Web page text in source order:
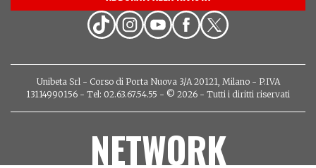
Unibeta Srl - Corso di Porta Nuova 3/A 20121, Milano - P.IVA
13114990156 - Tel: 02.63.67.54.55 - © 2026 - Tutti i diritti riservati
NETWORK